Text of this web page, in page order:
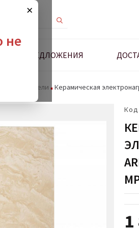
×
не
ПРЕДЛОЖЕНИЯ
Обогреватели Керамическая
Код
1